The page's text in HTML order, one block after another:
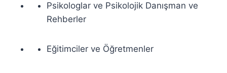
Psikologlar ve Psikolojik Danışman ve
Rehberler
Eğitimciler ve Öğretmenler